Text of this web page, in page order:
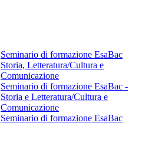
Seminario di formazione EsaBac
Storia, Letteratura/Cultura e
Comunicazione
Seminario di formazione EsaBac -
Storia e Letteratura/Cultura e
Comunicazione
Seminario di formazione EsaBac